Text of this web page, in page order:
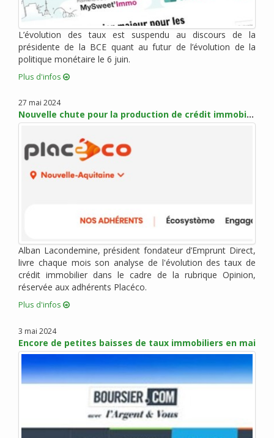
avril 2017 (1)
mars 2017 (7)
février 2017 (10)
janvier 2017 (4)
décembre 2016 (6)
novembre 2016 (7)
octobre 2016 (6)
août 2016 (2)
juillet 2016 (1)
juin 2016 (3)
janvier 2016 (2)
novembre 2015 (9)
octobre 2015 (6)
septembre 2015 (9)
juin 2015 (4)
mai 2015 (5)
avril 2015 (5)
mars 2015 (5)
décembre 2014 (1)
L’évolution des taux est suspendu au discours de la
présidente de la BCE quant au futur de l’évolution de la
politique monétaire le 6 juin.
Plus d'infos
27 mai 2024
Nouvelle chute pour la production de crédit immobilier
Alban Lacondemine, président fondateur d’Emprunt Direct,
livre chaque mois son analyse de l'évolution des taux de
crédit immobilier dans le cadre de la rubrique Opinion,
réservée aux adhérents Placéco.
Plus d'infos
3 mai 2024
Encore de petites baisses de taux immobiliers en mai